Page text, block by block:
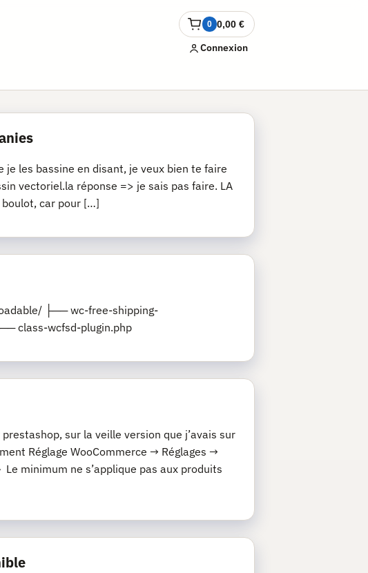
0 0,00€
Ouvrir
le
panierConnexion
je les bassine en disant, je veux bien te faire
vectoriel.la réponse => je sais pas faire. LA
boulot, car pour […]
├── wc-free-shipping-
class-wcfsd-plugin.php
sur la veille version que j’avais sur
Réglage WooCommerce → Réglages →
minimum ne s’applique pas aux produits